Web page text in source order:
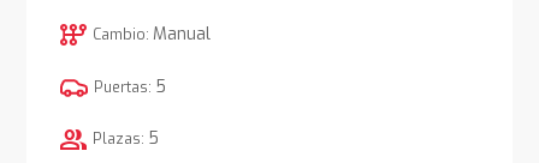
auto_transmission Cambio: Manual
Puertas: 5
group Plazas: 5